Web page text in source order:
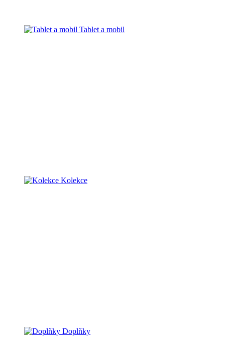
Tablet a mobil
Kolekce
Doplňky